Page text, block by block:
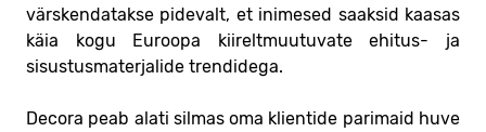
värskendatakse pidevalt, et inimesed saaksid kaasas
käia kogu Euroopa kiireltmuutuvate ehitus- ja
sisustusmaterjalide trendidega.
Decora peab alati silmas oma klientide parimaid huve